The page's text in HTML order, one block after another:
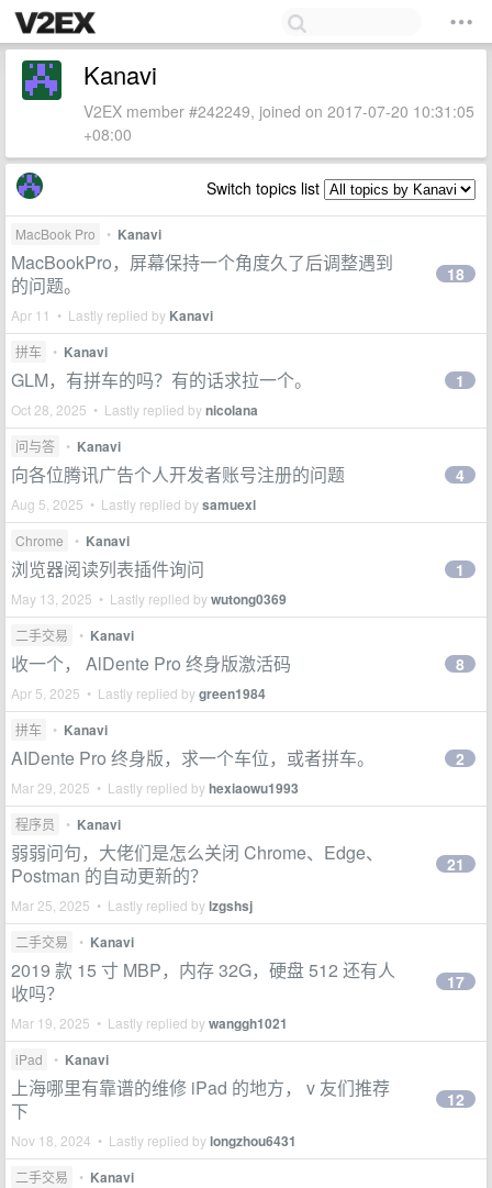
Kanavi
V2EX member #242249, joined on 2017-07-20 10:31:05
+08:00
Switch topics list
MacBook Pro • Kanavi
MacBookPro，屏幕保持一个角度久了后调整遇到
的问题。
Apr 11 • Lastly replied by Kanavi
18
拼车 • Kanavi
GLM，有拼车的吗？有的话求拉一个。
Oct 28, 2025 • Lastly replied bynicolana
1
问与答 • Kanavi
向各位腾讯广告个人开发者账号注册的问题
Aug 5, 2025 • Lastly replied bysamuexl
4
Chrome • Kanavi
浏览器阅读列表插件询问
May 13, 2025 • Lastly replied bywutong0369
1
二手交易 • Kanavi
收一个， AlDente Pro 终身版激活码
Apr 5, 2025 • Lastly replied bygreen1984
8
拼车 • Kanavi
AIDente Pro 终身版，求一个车位，或者拼车。
Mar 29, 2025 • Lastly replied byhexiaowu1993
2
程序员 • Kanavi
弱弱问句，大佬们是怎么关闭 Chrome、Edge、
Postman 的自动更新的？
Mar 25, 2025 • Lastly replied bylzgshsj
21
二手交易 • Kanavi
2019 款 15 寸 MBP，内存 32G，硬盘 512 还有人
收吗？
Mar 19, 2025 • Lastly replied bywanggh1021
17
iPad • Kanavi
上海哪里有靠谱的维修 iPad 的地方， v 友们推荐
下
Nov 18, 2024 • Lastly replied bylongzhou6431
12
二手交易 • Kanavi